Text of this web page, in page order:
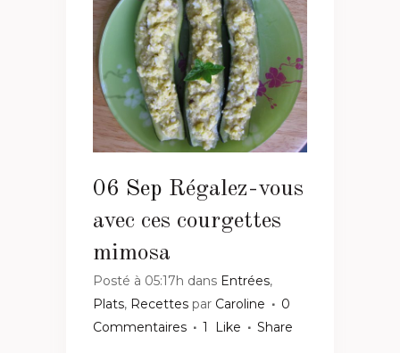
06 Sep Régalez-vous
avec ces courgettes
mimosa
Posté à 05:17h dans Entrées,
Plats, Recettes par Caroline
0
Commentaires
1 Like Share